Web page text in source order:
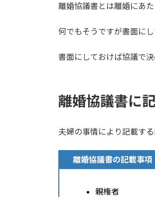
離婚協議書とは離婚にあ
何でもそうですが書面に
書面にしておけば協議で
離婚協議書に
夫婦の事情により記載す
離婚協議書の記載事項
親権者